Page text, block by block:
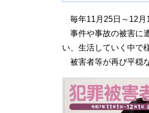
毎年11月25日～12月
事件や事故の被害に
い、生活していく中で
被害者等が再び平穏